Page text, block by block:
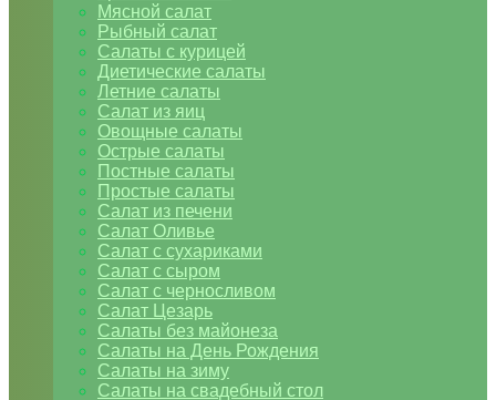
Мясной салат
Рыбный салат
Салаты с курицей
Диетические салаты
Летние салаты
Салат из яиц
Овощные салаты
Острые салаты
Постные салаты
Простые салаты
Салат из печени
Салат Оливье
Салат с сухариками
Салат с сыром
Салат с черносливом
Салат Цезарь
Салаты без майонеза
Салаты на День Рождения
Салаты на зиму
Салаты на свадебный стол